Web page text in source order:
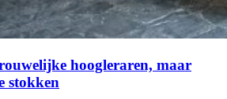
hoogleraren, maar
stokken